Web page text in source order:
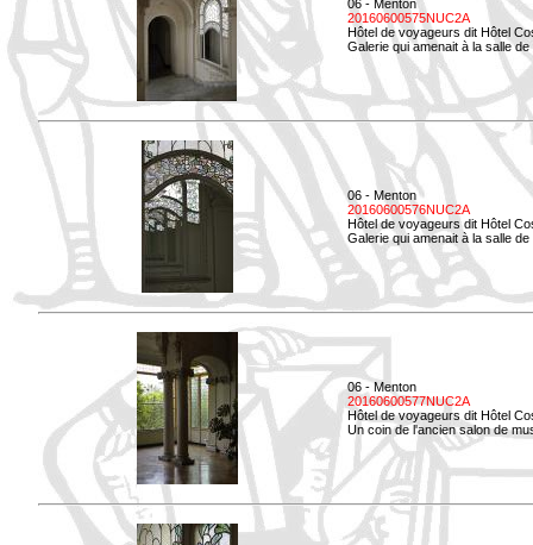
06 - Menton
20160600575NUC2A
Hôtel de voyageurs dit Hôtel
Galerie qui amenait à la salle de
06 - Menton
20160600576NUC2A
Hôtel de voyageurs dit Hôtel
Galerie qui amenait à la salle
06 - Menton
20160600577NUC2A
Hôtel de voyageurs dit Hôtel
Un coin de l'ancien salon de